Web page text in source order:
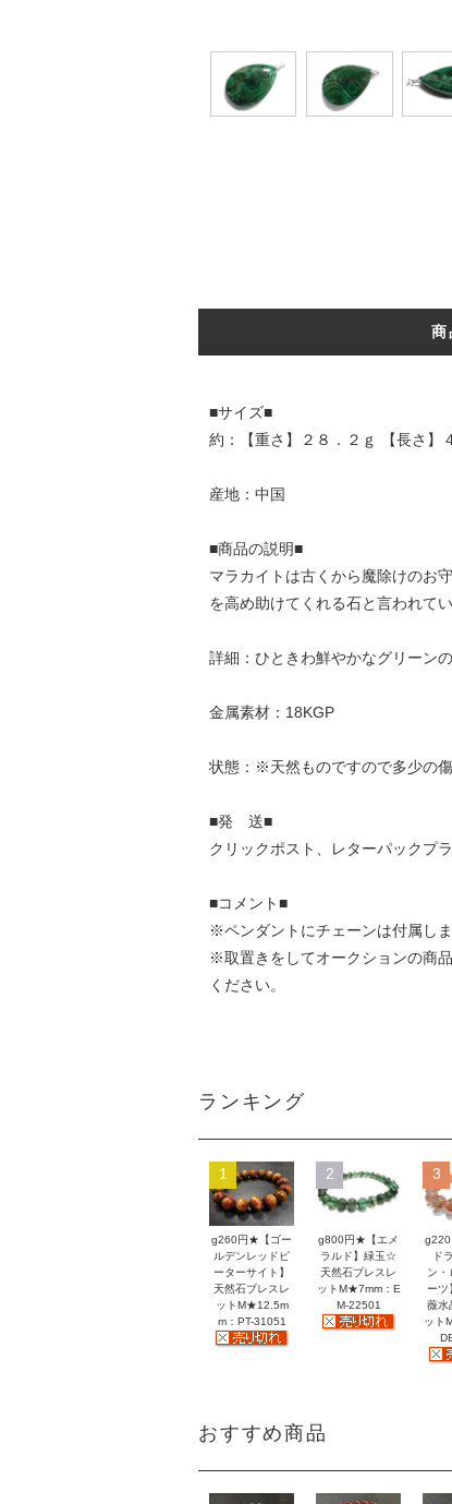
商
■サイズ■
約：【重さ】２８．２ｇ 【長さ】
産地：中国
■商品の説明■
マラカイトは古くから魔除けのお
を高め助けてくれる石と言われてい
詳細：ひときわ鮮やかなグリーン
金属素材：18KGP
状態：※天然ものですので多少の
■発 送■
クリックポスト、レターパックプ
■コメント■
※ペンダントにチェーンは付属しま
※取置きをしてオークションの商
ください。
ランキング
1
g260円★【ゴー
ルデンレッドピ
ーターサイト】
天然石ブレスレ
ットM★12.5m
m：PT-31051
2
g800円★【エメ
ラルド】緑玉☆
天然石ブレスレ
ットM★7mm：E
M-22501
3
ド
ン・
ーツ
薇水
ット
おすすめ商品